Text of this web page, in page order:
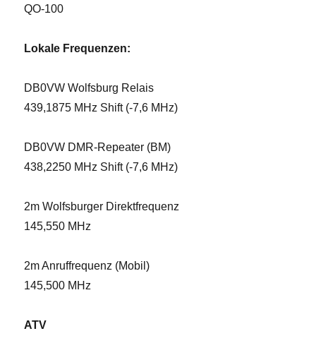
QO-100
Lokale Frequenzen:
DB0VW Wolfsburg Relais
439,1875 MHz Shift (-7,6 MHz)
DB0VW DMR-Repeater (BM)
438,2250 MHz Shift (-7,6 MHz)
2m Wolfsburger Direktfrequenz
145,550 MHz
2m Anruffrequenz (Mobil)
145,500 MHz
ATV